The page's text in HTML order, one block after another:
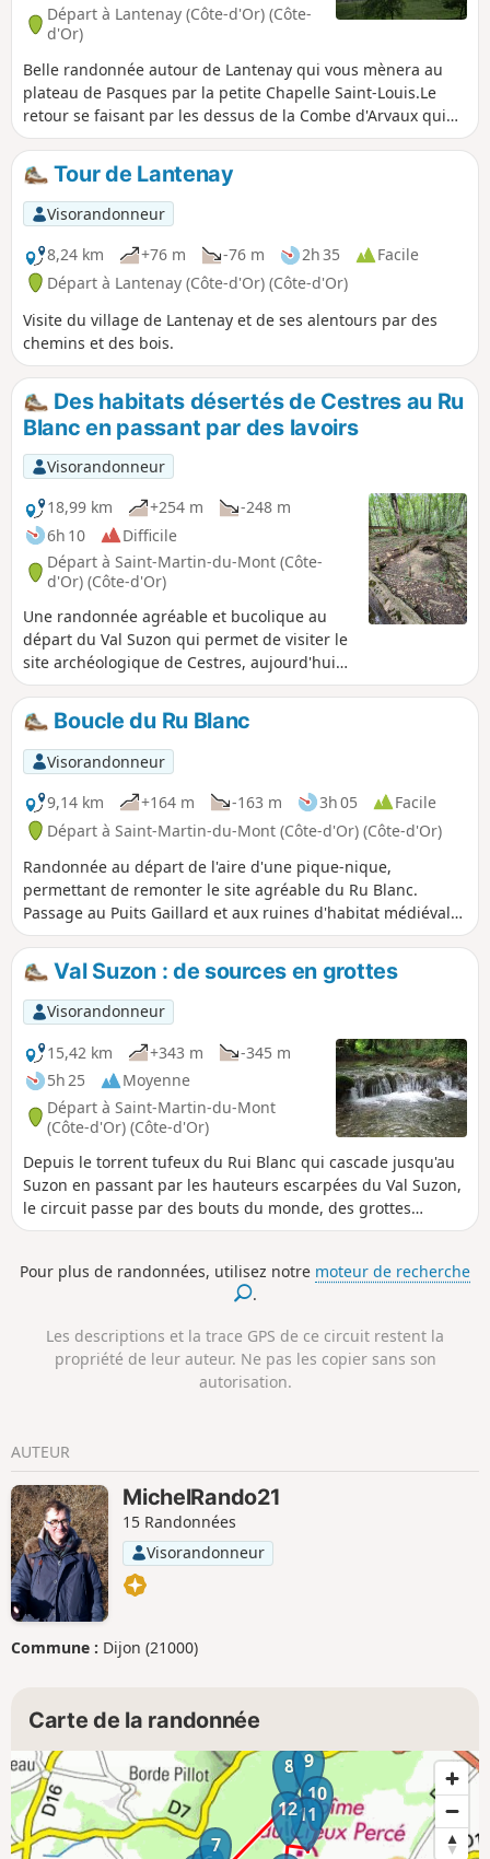
Départ à Lantenay (Côte-d'Or) (Côte-
d'Or)
Belle randonnée autour de Lantenay qui vous mènera au
plateau de Pasques par la petite Chapelle Saint-Louis.Le
retour se faisant par les dessus de la Combe d'Arvaux qui
vous ouvrira ses panoramas sur la vallée de l'Ouche.
Tour de Lantenay
Visorandonneur
8,24 km
+76 m -76 m 2h 35
Facile
Départ à Lantenay (Côte-d'Or) (Côte-d'Or)
Visite du village de Lantenay et de ses alentours par des
chemins et des bois.
Des habitats désertés de Cestres au Ru
Blanc en passant par des lavoirs
Visorandonneur
18,99 km
+254 m
-248 m
6h 10
Difficile
Départ à Saint-Martin-du-Mont (Côte-
d'Or) (Côte-d'Or)
Une randonnée agréable et bucolique au
départ du Val Suzon qui permet de visiter le
site archéologique de Cestres, aujourd'hui
habitats désertés, y compris le Puits
Gaillard. Elle nous conduit ensuite d'un
lavoir à un autre entre Cestres, Froideville et
les Bordes Bricard avant de redescendre le
GR®®2 pour y retrouver la résurgence du
Ru Blanc.
Boucle du Ru Blanc
Visorandonneur
9,14 km
+164 m -163 m 3h 05
Facile
Départ à Saint-Martin-du-Mont (Côte-d'Or) (Côte-d'Or)
Randonnée au départ de l'aire d'une pique-nique,
permettant de remonter le site agréable du Ru Blanc.
Passage au Puits Gaillard et aux ruines d'habitat médiéval
avant de descendre la Combe d'Été pour retrouver
l'ancienne voie du tacot.
Val Suzon : de sources en grottes
Visorandonneur
15,42 km
+343 m
-345 m
5h 25
Moyenne
Départ à Saint-Martin-du-Mont
(Côte-d'Or) (Côte-d'Or)
Depuis le torrent tufeux du Rui Blanc qui cascade jusqu'au
Suzon en passant par les hauteurs escarpées du Val Suzon,
le circuit passe par des bouts du monde, des grottes
perchées et escalade, à travers les buis, le bord de plateaux
dans cette région.
Pour plus de randonnées, utilisez notre moteur de recherche
.
Les descriptions et la trace GPS de ce circuit restent la
propriété de leur auteur. Ne pas les copier sans son
autorisation.
AUTEUR
MichelRando21
15 Randonnées
Visorandonneur
Commune : Dijon (21000)
Carte de la randonnée
7
8 9
10
11
12